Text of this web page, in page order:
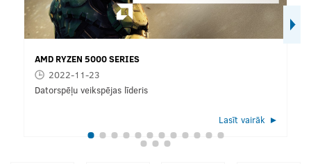
AMD RYZEN 5000 SERIES
2022-11-23
Datorspēļu veikspējas līderis
Lasīt vairāk